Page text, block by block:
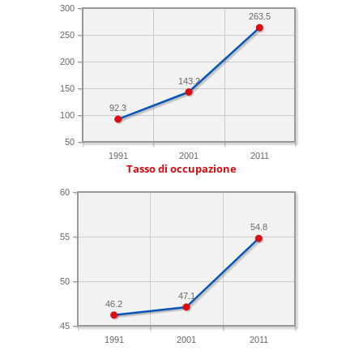
1991 2001 2011
50
100
150
200
250
300
263.5
143.2
92.3
Tasso di occupazione
1991 2001 2011
45
50
55
60
54.8
47.1
46.2